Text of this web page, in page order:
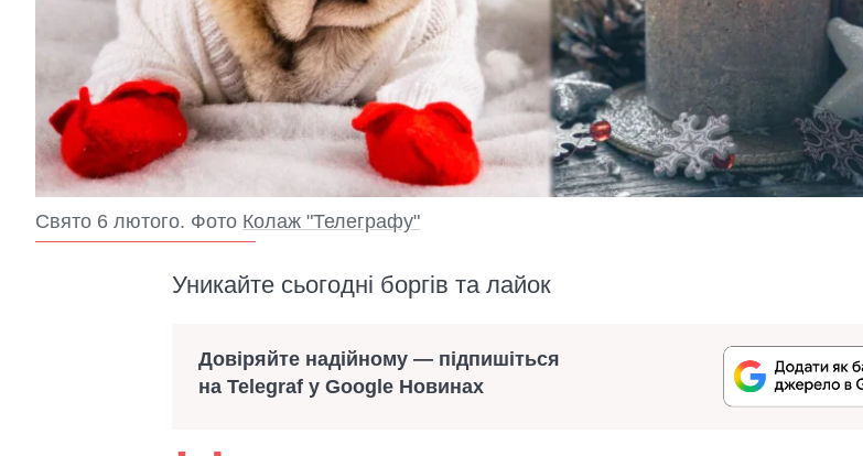
Свято 6 лютого. Фото Колаж "Телеграфу"
Уникайте сьогодні боргів та лайок
Довіряйте надійному — підпишіться
на Telegraf у Google Новинах